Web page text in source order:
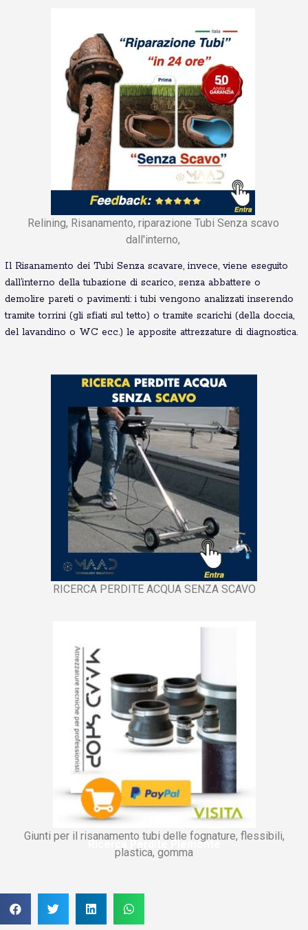
Relining, Risanamento, riparazione Tubi Senza scavo
dall'interno,
Il Risanamento dei Tubi Senza scavare, invece, viene eseguito
dall’interno della tubazione di scarico, senza abbattere o
demolire pareti o pavimenti: i tubi vengono analizzati inserendo
tramite torrini (gli sfiati sul tetto) o tramite scarichi (della doccia,
del lavandino o WC ecc.) le apposite attrezzature di diagnostica.
RICERCA PERDITE ACQUA SENZA SCAVO
Giunti per il risanamento tubi delle fognature, flessibili,
plastica, gomma
Ricerca Perdite Piemonte